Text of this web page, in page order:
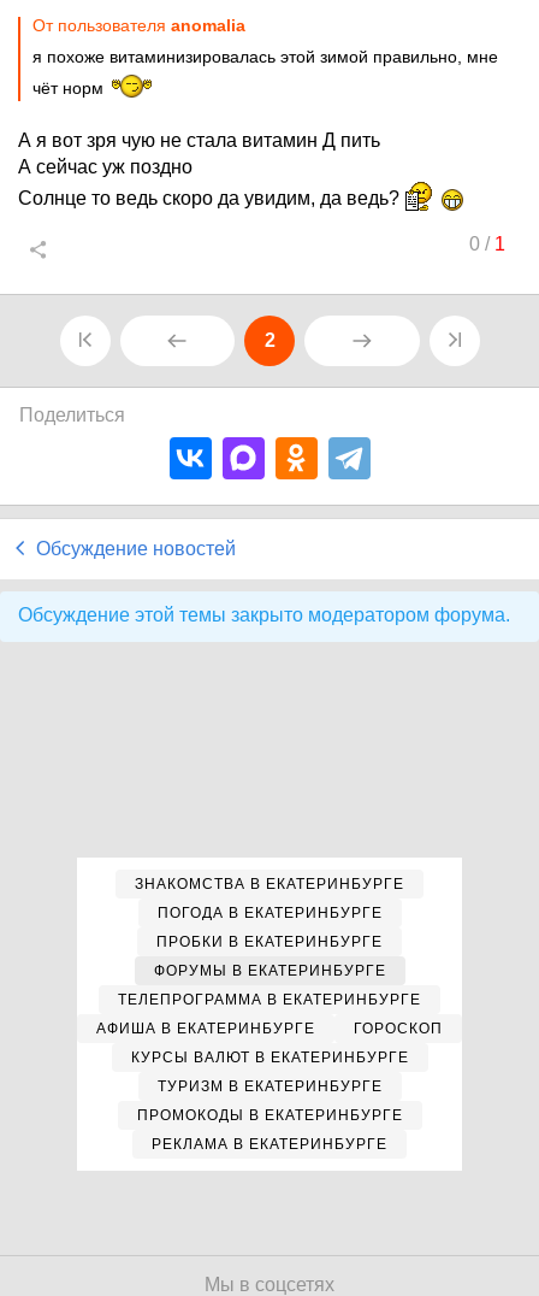
От пользователя anomalia
я похоже витаминизировалась этой зимой правильно, мне
чёт норм
А я вот зря чую не стала витамин Д пить
А сейчас уж поздно
Солнце то ведь скоро да увидим, да ведь?
0/ 1
2
Поделиться
Обсуждение новостей
Обсуждение этой темы закрыто модератором форума.
ЗНАКОМСТВА В ЕКАТЕРИНБУРГЕ
ПОГОДА В ЕКАТЕРИНБУРГЕ
ПРОБКИ В ЕКАТЕРИНБУРГЕ
ФОРУМЫ В ЕКАТЕРИНБУРГЕ
ТЕЛЕПРОГРАММА В ЕКАТЕРИНБУРГЕ
АФИША В ЕКАТЕРИНБУРГЕ
ГОРОСКОП
КУРСЫ ВАЛЮТ В ЕКАТЕРИНБУРГЕ
ТУРИЗМ В ЕКАТЕРИНБУРГЕ
ПРОМОКОДЫ В ЕКАТЕРИНБУРГЕ
РЕКЛАМА В ЕКАТЕРИНБУРГЕ
Мы в соцсетях